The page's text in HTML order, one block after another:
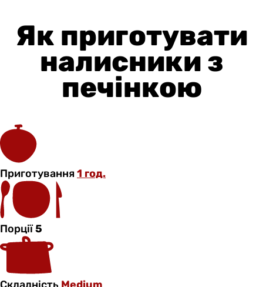
Як приготувати
налисники з
печінкою
Приготування1 год.
Порції5